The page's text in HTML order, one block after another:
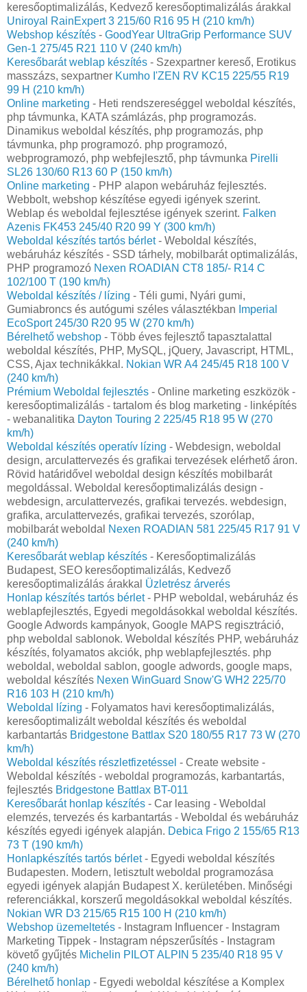
keresőoptimalizálás, Kedvező keresőoptimalizálás árakkal
Uniroyal RainExpert 3 215/60 R16 95 H (210 km/h)
Webshop készítés - GoodYear UltraGrip Performance SUV
Gen-1 275/45 R21 110 V (240 km/h)
Keresőbarát weblap készítés - Szexpartner kereső, Erotikus
masszázs, sexpartner Kumho I'ZEN RV KC15 225/55 R19
99 H (210 km/h)
Online marketing - Heti rendszereséggel weboldal készítés,
php távmunka, KATA számlázás, php programozás.
Dinamikus weboldal készítés, php programozás, php
távmunka, php programozó. php programozó,
webprogramozó, php webfejlesztő, php távmunka Pirelli
SL26 130/60 R13 60 P (150 km/h)
Online marketing - PHP alapon webáruház fejlesztés.
Webbolt, webshop készítése egyedi igények szerint.
Weblap és weboldal fejlesztése igények szerint. Falken
Azenis FK453 245/40 R20 99 Y (300 km/h)
Weboldal készítés tartós bérlet- Weboldal készítés,
webáruház készítés - SSD tárhely, mobilbarát optimalizálás,
PHP programozó Nexen ROADIAN CT8 185/- R14 C
102/100 T (190 km/h)
Weboldal készítés / lízing - Téli gumi, Nyári gumi,
Gumiabroncs és autógumi széles választékban Imperial
EcoSport 245/30 R20 95 W (270 km/h)
Bérelhető webshop - Több éves fejlesztő tapasztalattal
weboldal készítés, PHP, MySQL, jQuery, Javascript, HTML,
CSS, Ajax technikákkal. Nokian WR A4 245/45 R18 100 V
(240 km/h)
Prémium Weboldal fejlesztés‎ - Online marketing eszközök -
keresőoptimalizálás - tartalom és blog marketing - linképítés
- webanalitika Dayton Touring 2 225/45 R18 95 W (270
km/h)
Weboldal készítés operatív lízing - Webdesign, weboldal
design, arculattervezés és grafikai tervezések elérhető áron.
Rövid határidővel weboldal design készítés mobilbarát
megoldással. Weboldal keresőoptimalizálás design -
webdesign, arculattervezés, grafikai tervezés. webdesign,
grafika, arculattervezés, grafikai tervezés, szorólap,
mobilbarát weboldal
Nexen ROADIAN 581 225/45 R17 91 V
(240 km/h)
Keresőbarát weblap készítés - Keresőoptimalizálás
Budapest, SEO keresőoptimalizálás, Kedvező
keresőoptimalizálás árakkal Üzletrész árverés
Honlap készítés tartós bérlet- PHP weboldal, webáruház és
weblapfejlesztés, Egyedi megoldásokkal weboldal készítés.
Google Adwords kampányok, Google MAPS regisztráció,
php weboldal sablonok. Weboldal készítés PHP, webáruház
készítés, folyamatos akciók, php weblapfejlesztés. php
weboldal, weboldal sablon, google adwords, google maps,
weboldal készítés Nexen WinGuard Snow'G WH2 225/70
R16 103 H (210 km/h)
Weboldal lízing - Folyamatos havi keresőoptimalizálás,
keresőoptimalizált weboldal készítés és weboldal
karbantartás Bridgestone Battlax S20 180/55 R17 73 W (270
km/h)
Weboldal készítés részletfizetéssel - Create website -
Weboldal készítés - weboldal programozás, karbantartás,
fejlesztés Bridgestone Battlax BT-011
Keresőbarát honlap készítés - Car leasing - Weboldal
elemzés, tervezés és karbantartás - Weboldal és webáruház
készítés egyedi igények alapján. Debica Frigo 2 155/65 R13
73 T (190 km/h)
Honlapkészítés tartós bérlet- Egyedi weboldal készítés
Budapesten. Modern, letisztult weboldal programozása
egyedi igények alapján Budapest X. kerületében. Minőségi
referenciákkal, korszerű megoldásokkal weboldal készítés.
Nokian WR D3 215/65 R15 100 H (210 km/h)
Webshop üzemeltetés - Instagram Influencer - Instagram
Marketing Tippek - Instagram népszerűsítés - Instagram
követő gyűjtés Michelin PILOT ALPIN 5 235/40 R18 95 V
(240 km/h)
Bérelhető honlap - Egyedi weboldal készítése a Komplex